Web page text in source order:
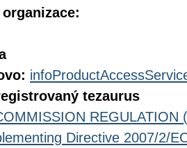
organizace:
tezaurus
REGULATION
Directive 2007/2/